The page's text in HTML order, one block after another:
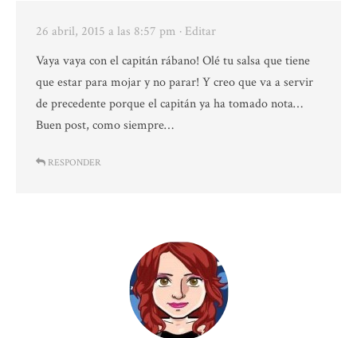
26 abril, 2015 a las 8:57 pm · Editar
Vaya vaya con el capitán rábano! Olé tu salsa que tiene
que estar para mojar y no parar! Y creo que va a servir
de precedente porque el capitán ya ha tomado nota…
Buen post, como siempre…
RESPONDER